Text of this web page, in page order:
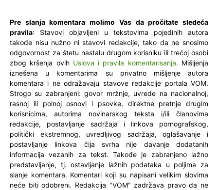
Pre slanja komentara molimo Vas da pročitate sledeća
pravila: Stavovi objavljeni u tekstovima pojedinih autora
takođe nisu nužno ni stavovi redakcije, tako da ne snosimo
odgovornost za štetu nastalu drugom korisniku ili trećoj osobi
zbog kršenja ovih Uslova i pravila komentarisanja. Mišljenja
iznešena u komentarima su privatno mišljenje autora
komentara i ne odražavaju stavove redakcije portala VOM.
Strogo su zabranjeni: govor mržnje, uvrede na nacionalnoj,
rasnoj ili polnoj osnovi i psovke, direktne pretnje drugim
korisnicima, autorima novinarskog teksta i/ili članovima
redakcije, postavljanje sadržaja i linkova pornografskog,
politički ekstremnog, uvredljivog sadržaja, oglašavanje i
postavljanje linkova čija svrha nije davanje dodatanih
informacija vezanih za tekst. Takođe je zabranjeno lažno
predstavljanje, tj. ostavljanje lažnih podataka u poljima za
slanje komentara. Komentari koji su napisani velikim slovima
neće biti odobreni. Redakcija "VOM" zadržava pravo da ne